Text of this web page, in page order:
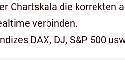
Chartskala die korrekten
verbinden.
DAX, DJ, S&P 500